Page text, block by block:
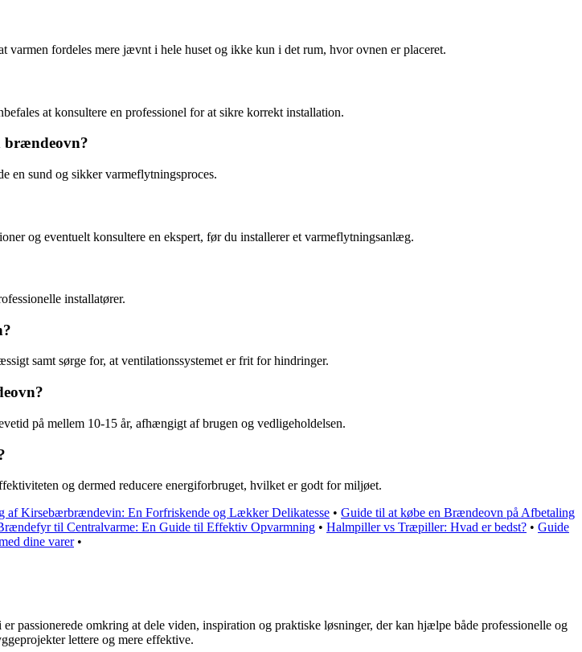
fordeles mere jævnt i hele huset og ikke kun i det rum, hvor ovnen er placeret.
at konsultere en professionel for at sikre korrekt installation.
brændeovn?
en sund og sikker varmeflytningsproces.
og eventuelt konsultere en ekspert, før du installerer et varmeflytningsanlæg.
installatører.
samt sørge for, at ventilationssystemet er frit for hindringer.
på mellem 10-15 år, afhængigt af brugen og vedligeholdelsen.
og dermed reducere energiforbruget, hvilket er godt for miljøet.
af Kirsebærbrændevin: En Forfriskende og Lækker Delikatesse • Guide til at købe en Brændeovn på Afbetaling
til Centralvarme: En Guide til Effektiv Opvarmning • Halmpiller vs Træpiller: Hvad er bedst? • Guide
dine varer•
omkring at dele viden, inspiration og praktiske løsninger, der kan hjælpe både professionelle og
lettere og mere effektive.